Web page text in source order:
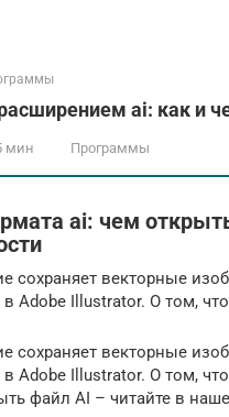
ai: как и
мин Программы
ai: чем
сохраняет векторные
Adobe Illustrator. О том,
сохраняет векторные
Adobe Illustrator. О том,
файл AI – читайте в